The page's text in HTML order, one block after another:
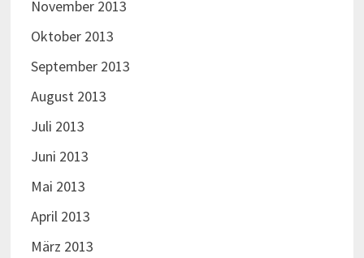
November 2013
Oktober 2013
September 2013
August 2013
Juli 2013
Juni 2013
Mai 2013
April 2013
März 2013